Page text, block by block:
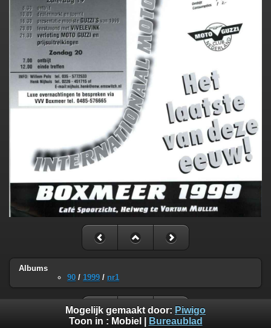
Albums
90 / 1999 / nr1
Mogelijk gemaakt door: Piwigo
Toon in : Mobiel Bureaublad